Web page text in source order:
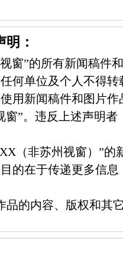
：
窗”的所有新闻稿件
何单位及个人不得
用新闻稿件和图片
窗”。违反上述声明
（非苏州视窗）”的
的在于传递更多信
品的内容、版权和其